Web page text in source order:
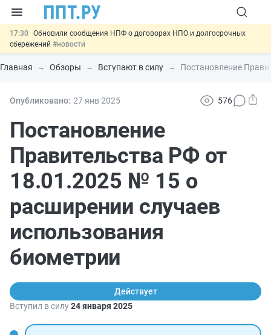
17:30 Обновили сообщения НПФ о договорах НПО и долгосрочных
сбережений #новости
17:03 Мигрантам с судимостью запретят получать ВНЖ и
гражданство: закон подписан#новости
15:39 Правила противопожарного режима предложили продлить до
11:33
#новости
Главная Обзоры Вступают в силу Постановление
Опубликовано: 27 янв2025 576
Постановление
Правительства РФ от
18.01.2025 № 15 о
расширении случаев
использования
биометрии
Действует
Вступил в силу24 января 2025